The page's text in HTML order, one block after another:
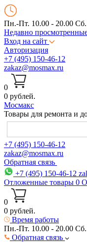
Пн.-Пт. 10.00 - 20.00 Сб.
Недавно
Вход на сайт
Авторизация
+7 (495) 150-46-12
zakaz@mosmax.ru
0
0 рублей.
Мосмакс
Товары для ремонта и
+7 (495) 150-46-12
zakaz@mosmax.ru
Обратная связь
+7 (495) 150-46-12
Отложенные товары 0
0
0 рублей.
Время работы
Пн.-Пт. 10.00 - 20.00 Сб.
Обратная связь